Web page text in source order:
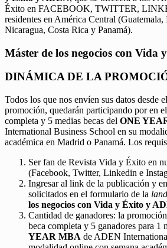
Éxito en FACEBOOK, TWITTER,
residentes en América Central
Nicaragua, Costa Rica y Panamá).
Máster de los negocios con Vida
DINÁMICA DE LA
Todos los que nos envíen sus datos desde
promoción, quedarán participando por en
completa y 5 medias becas del ONE
International Business School en su
académica en Madrid o Panamá. Los
Ser fan de Revista Vida y Éxito en
(Facebook, Twitter, Linkedin e
Ingresar al link de la publicación y
solicitados en el formulario de la
los negocios con Vida y Éxito y
Cantidad de ganadores: la
beca completa y 5 ganadores para 1
YEAR MBA de ADEN